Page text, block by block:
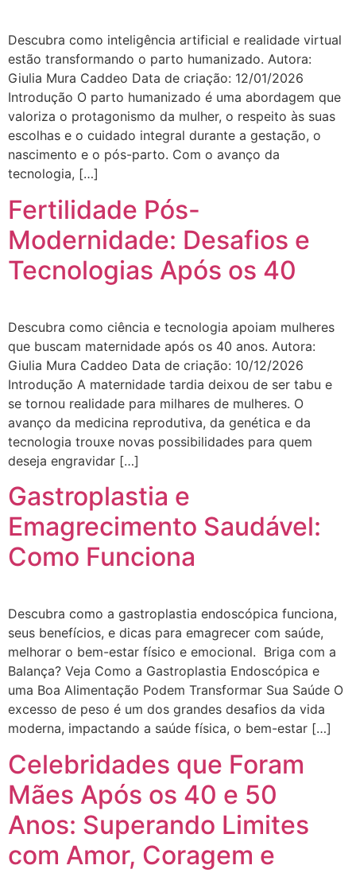
Descubra como inteligência artificial e realidade virtual
estão transformando o parto humanizado. Autora:
Giulia Mura Caddeo Data de criação: 12/01/2026
Introdução O parto humanizado é uma abordagem que
valoriza o protagonismo da mulher, o respeito às suas
escolhas e o cuidado integral durante a gestação, o
nascimento e o pós-parto. Com o avanço da
tecnologia, […]
Fertilidade Pós-
Modernidade: Desafios e
Tecnologias Após os 40
Descubra como ciência e tecnologia apoiam mulheres
que buscam maternidade após os 40 anos. Autora:
Giulia Mura Caddeo Data de criação: 10/12/2026
Introdução A maternidade tardia deixou de ser tabu e
se tornou realidade para milhares de mulheres. O
avanço da medicina reprodutiva, da genética e da
tecnologia trouxe novas possibilidades para quem
deseja engravidar […]
Gastroplastia e
Emagrecimento Saudável:
Como Funciona
Descubra como a gastroplastia endoscópica funciona,
seus benefícios, e dicas para emagrecer com saúde,
melhorar o bem-estar físico e emocional. Briga com a
Balança? Veja Como a Gastroplastia Endoscópica e
uma Boa Alimentação Podem Transformar Sua Saúde O
excesso de peso é um dos grandes desafios da vida
moderna, impactando a saúde física, o bem-estar […]
Celebridades que Foram
Mães Após os 40 e 50
Anos: Superando Limites
com Amor, Coragem e